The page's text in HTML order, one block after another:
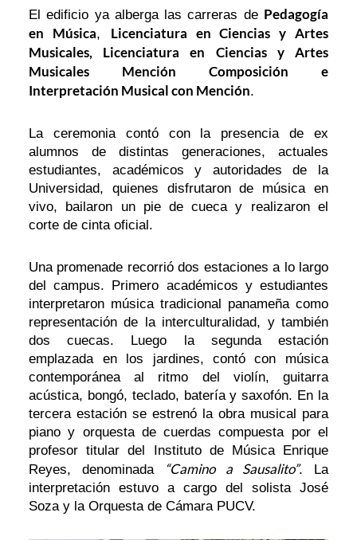
El edificio ya alberga las carreras de Pedagogía
en Música, Licenciatura en Ciencias y Artes
Musicales, Licenciatura en Ciencias y Artes
Musicales Mención Composición e
Interpretación Musical con Mención.
La ceremonia contó con la presencia de ex
alumnos de distintas generaciones, actuales
estudiantes, académicos y autoridades de la
Universidad, quienes disfrutaron de música en
vivo, bailaron un pie de cueca y realizaron el
corte de cinta oficial.
Una promenade recorrió dos estaciones a lo largo
del campus. Primero académicos y estudiantes
interpretaron música tradicional panameña como
representación de la interculturalidad, y también
dos cuecas. Luego la segunda estación
emplazada en los jardines, contó con música
contemporánea al ritmo del violín, guitarra
acústica, bongó, teclado, batería y saxofón. En la
tercera estación se estrenó la obra musical para
piano y orquesta de cuerdas compuesta por el
profesor titular del Instituto de Música Enrique
Reyes, denominada
“Camino a Sausalito”. La
interpretación estuvo a cargo del solista José
Soza y la Orquesta de Cámara PUCV.